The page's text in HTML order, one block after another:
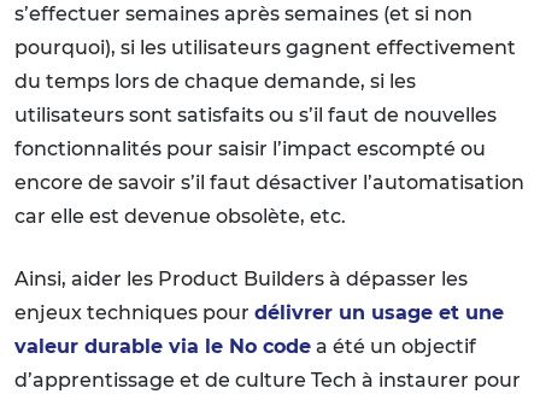
s’effectuer semaines après semaines (et si non
pourquoi), si les utilisateurs gagnent effectivement
du temps lors de chaque demande, si les
utilisateurs sont satisfaits ou s’il faut de nouvelles
fonctionnalités pour saisir l’impact escompté ou
encore de savoir s’il faut désactiver l’automatisation
car elle est devenue obsolète, etc.
Ainsi, aider les Product Builders à dépasser les
enjeux techniques pour délivrer un usage et une
valeur durable via le No code a été un objectif
d’apprentissage et de culture Tech à instaurer pour